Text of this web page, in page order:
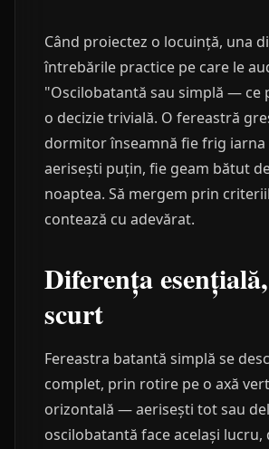
Când proiectez o locuință, una
întrebările practice pe care le
"Oscilobatantă sau simplă — ce
o decizie trivială. O fereastră
dormitor înseamnă fie frig iarna
aerisești puțin, fie geam bătut
noaptea. Să mergem prin
contează cu adevărat.
Diferența
scurt
Fereastra batantă simplă se
complet, prin rotire pe o axă
orizontală — aerisești tot sau
oscilobatantă face același lucru,